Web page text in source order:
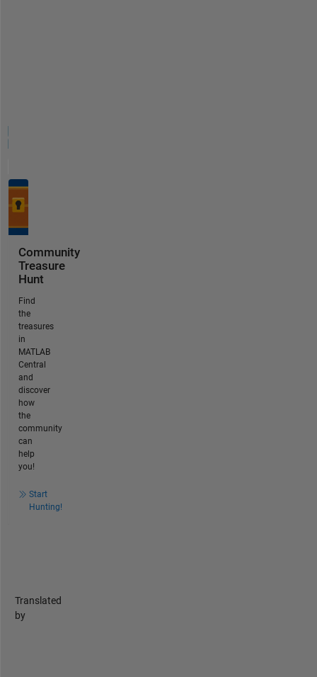
Community
Treasure
Hunt
Find
the
treasures
in
MATLAB
Central
and
discover
how
the
community
can
help
you!
Start
Hunting!
Translated
by